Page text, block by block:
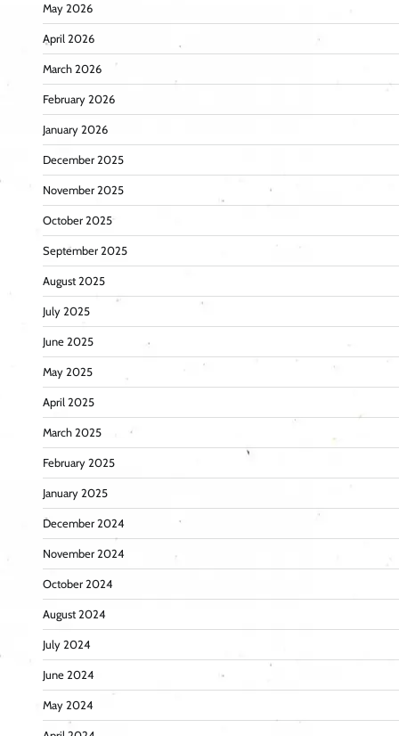
May 2026
April 2026
March 2026
February 2026
January 2026
December 2025
November 2025
October 2025
September 2025
August 2025
July 2025
June 2025
May 2025
April 2025
March 2025
February 2025
January 2025
December 2024
November 2024
October 2024
August 2024
July 2024
June 2024
May 2024